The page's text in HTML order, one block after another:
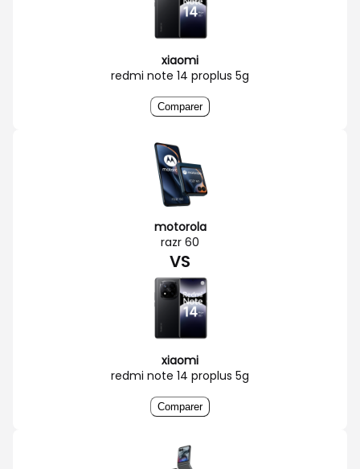
xiaomi
redmi note 14 proplus 5g
Comparer
motorola
razr 60
VS
xiaomi
redmi note 14 proplus 5g
Comparer